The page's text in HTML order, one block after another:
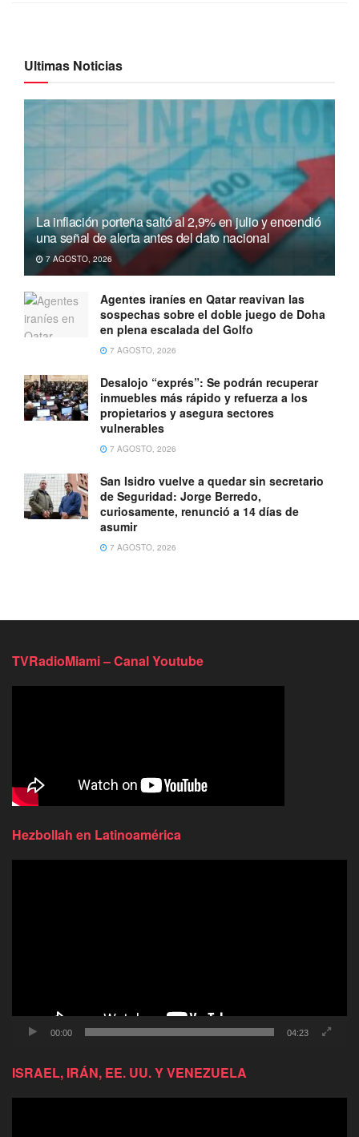
Ultimas Noticias
La inflación porteña saltó al 2,9% en julio y encendió
una señal de alerta antes del dato nacional
7 AGOSTO, 2026
Agentes iraníes en Qatar reavivan las
sospechas sobre el doble juego de Doha
en plena escalada del Golfo
7 AGOSTO, 2026
Desalojo “exprés”: Se podrán recuperar
inmuebles más rápido y refuerza a los
propietarios y asegura sectores
vulnerables
7 AGOSTO, 2026
San Isidro vuelve a quedar sin secretario
de Seguridad: Jorge Berredo,
curiosamente, renunció a 14 días de
asumir
7 AGOSTO, 2026
TVRadioMiami – Canal Youtube
Hezbollah en Latinoamérica
00:00 04:23
ISRAEL, IRÁN, EE. UU. Y VENEZUELA